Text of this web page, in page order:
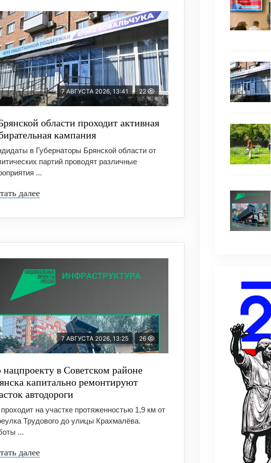
7 АВГУСТА 2026, 13:41 22
области проходит активная
кампания
в Губернаторы Брянской области от
партий проводят различные
...
далее
7 АВГУСТА 2026, 13:25 26
в Советском районе
капитально ремонтируют
автодороги
на участке протяженностью 1,9 км от
Трудового до улицы Крахмалёва.
...
далее